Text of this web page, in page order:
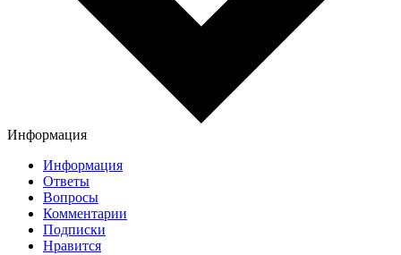
Информация
Информация
Ответы
Вопросы
Комментарии
Подписки
Нравится